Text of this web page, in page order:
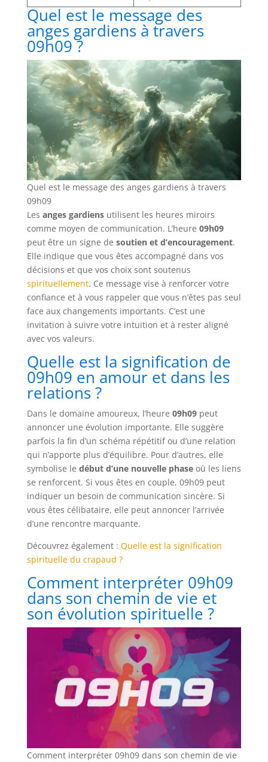
Quel est le message des
anges gardiens à travers
09h09 ?
Quel est le message des anges gardiens à travers
09h09
Les anges gardiensutilisent les heures miroirs
comme moyen de communication. L’heure 09h09
peut être un signe de soutien et d’encouragement.
Elle indique que vous êtes accompagné dans vos
décisions et que vos choix sont soutenus
spirituellement. Ce message vise à renforcer votre
confiance et à vous rappeler que vous n’êtes pas seul
face aux changements importants. C’est une
invitation à suivre votre intuition et à rester aligné
avec vos valeurs.
Quelle est la signification de
09h09 en amour et dans les
relations ?
Dans le domaine amoureux, l’heure 09h09peut
annoncer une évolution importante. Elle suggère
parfois la fin d’un schéma répétitif ou d’une relation
qui n’apporte plus d’équilibre. Pour d’autres, elle
symbolise le début d’une nouvelle phaseoù les liens
se renforcent. Si vous êtes en couple, 09h09 peut
indiquer un besoin de communication sincère. Si
vous êtes célibataire, elle peut annoncer l’arrivée
d’une rencontre marquante.
Découvrez également : Quelle est la signification
spirituelle du crapaud ?
Comment interpréter 09h09
dans son chemin de vie et
son évolution spirituelle ?
Comment interpréter 09h09 dans son chemin de vie